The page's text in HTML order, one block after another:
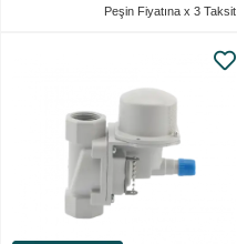
Peşin Fiyatına x 3 Taksit